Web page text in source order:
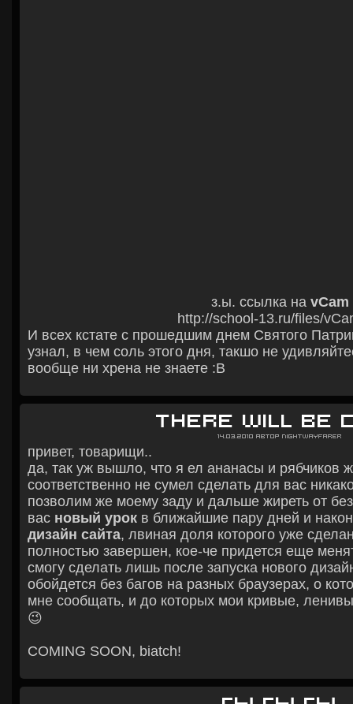
з.ы. ссылка на vCam
http://school-13.ru/files/
И всех кстате с прошедшим днем Святого
узнал, в чем соль этого дня, такшо не
вообще ни хрена не знаете :В
there will be
14.03.2010 Автор Nightwayfarer
привет, товарищи..
да, так уж вышло, что я ел ананасы и рябчиков
соответственно не сумел сделать для вас
позволим же моему заду и дальше жиреть от
вас новый урок в ближайшие пару дней и
дизайн сайта, лвиная доля которого уже
полностью завершен, кое-че придется еще
смогу сделать лишь после запуска нового
обойдется без багов на разных браузерах, о
мне сообщать, и до которых мои кривые,
😉
COMING SOON, biatch!